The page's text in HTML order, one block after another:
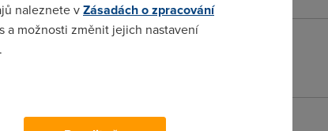
tak asi nejsem tahac nemyslis
naleznete vZásadách o zpracování
a možnosti změnit jejich nastavení
.